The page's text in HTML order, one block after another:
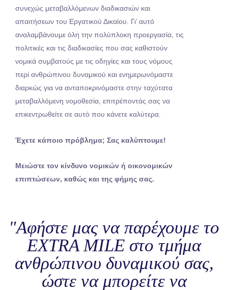
συνεχώς μεταβαλλόμενων διαδικασιών και
απαιτήσεων του Εργατικού Δικαίου. Γι’ αυτό
αναλαμβάνουμε όλη την πολύπλοκη προεργασία, τις
πολιτικές και τις διαδικασίες που σας καθιστούν
νομικά συμβατούς με τις οδηγίες και τους νόμους
περί ανθρώπινου δυναμικού και ενημερωνόμαστε
διαρκώς για να ανταποκρινόμαστε στην ταχύτατα
μεταβαλλόμενη νομοθεσία, επιτρέποντάς σας να
επικεντρωθείτε σε αυτό που κάνετε καλύτερα.
Έχετε κάποιο πρόβλημα; Σας καλύπτουμε!
Μειώστε τον κίνδυνο νομικών ή οικονομικών
επιπτώσεων, καθώς και της φήμης σας.
"Αφήστε μας να παρέχουμε το
EXTRA MILE στο τμήμα
ανθρώπινου δυναμικού σας,
ώστε να μπορείτε να